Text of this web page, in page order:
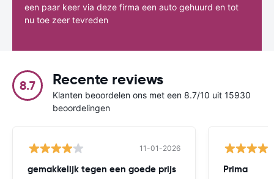
een paar keer via deze firma een auto gehuurd en tot
nu toe zeer tevreden
8.7 Recente reviews
Klanten beoordelen ons met een 8.7/10 uit 15930
beoordelingen
11-01-2026
gemakkelijk tegen een goede prijs Prima